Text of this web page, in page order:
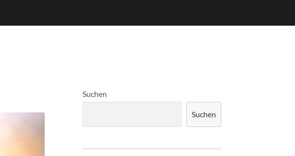
Suchen
Suchen